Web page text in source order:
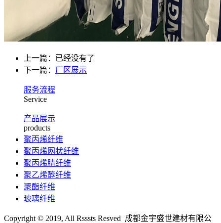
上一篇：已经没有了
下一篇： 厂区展示
服务流程
Service
产品展示
products
聚丙烯纤维
聚丙烯网状纤维
聚丙烯腈纤维
聚乙烯醇纤维
聚酯纤维
玻璃纤维
Copyright © 2019, All Rsssts Resved 成都金宇盛世建材有限公